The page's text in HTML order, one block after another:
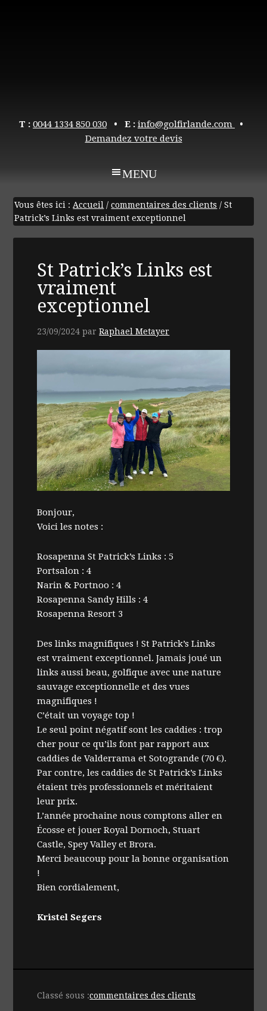
T : 0044 1334 850 030 • E : info@golfirlande.com
•
Demandez votre devis
Vous êtes ici :Accueil / commentaires des clients / St
Patrick’s Links est vraiment exceptionnel
St Patrick’s Links est
vraiment
exceptionnel
23/09/2024 parRaphael Metayer
Bonjour,
Voici les notes :
Rosapenna St Patrick’s Links : 5
Portsalon : 4
Narin & Portnoo : 4
Rosapenna Sandy Hills : 4
Rosapenna Resort 3
Des links magnifiques ! St Patrick’s Links
est vraiment exceptionnel. Jamais joué un
links aussi beau, golfique avec une nature
sauvage exceptionnelle et des vues
magnifiques !
C’était un voyage top !
Le seul point négatif sont les caddies : trop
cher pour ce qu’ils font par rapport aux
caddies de Valderrama et Sotogrande (70 €).
Par contre, les caddies de St Patrick’s Links
étaient très professionnels et méritaient
leur prix.
L’année prochaine nous comptons aller en
Écosse et jouer Royal Dornoch, Stuart
Castle, Spey Valley et Brora.
Merci beaucoup pour la bonne organisation
!
Bien cordialement,
Kristel Segers
Classé sous :commentaires des clients